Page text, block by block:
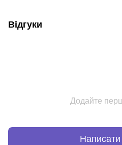
Відгуки
Додайте
Написати